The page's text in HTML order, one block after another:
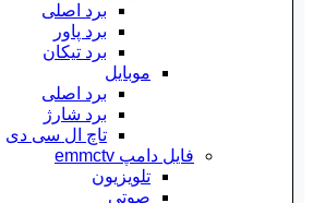
برد اصلی
برد پاور
برد تیکان
موبایل
برد اصلی
برد شارژ
تاچ ال سی دی
فایل دامپ emmctv
تلویزیون
صوتی